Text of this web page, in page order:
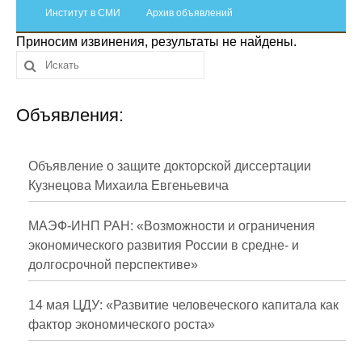
Отчетность
Противодействие коррупции
Материалы для СМИ
Публикации
Научная жизнь
Проблемы прогнозирования
О журнале
Номера журналов
Институт в СМИ Архив объявлений
Приносим извинения, результаты не найдены.
Объявления:
Объявление о защите докторской диссертации
Кузнецова Михаила Евгеньевича
МАЭФ-ИНП РАН: «Возможности и ограничения
экономического развития России в средне- и
долгосрочной перспективе»
14 мая ЦДУ: «Развитие человеческого капитала как
фактор экономического роста»